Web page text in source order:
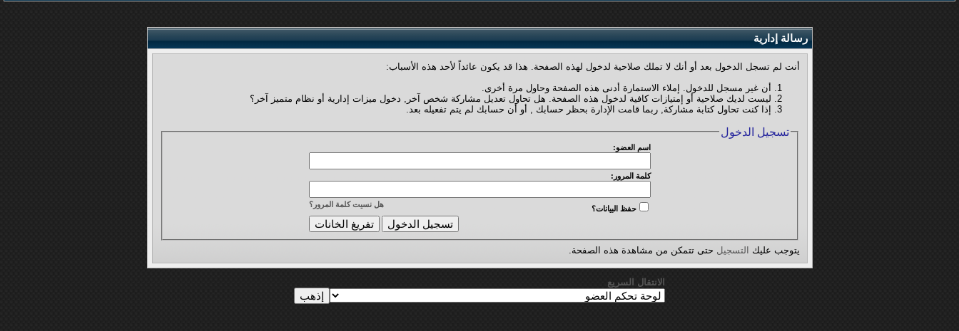
رسالة إدارية
أنت لم تسجل الدخول بعد أو أنك لا تملك صلاحية لدخول لهذه الصفحة. هذا قد يكون عائداً لأحد هذه الأسباب:
أن غير مسجل للدخول. إملاء الاستمارة أدنى هذه الصفحة وحاول مرة أخرى.
ليست لديك صلاحية أو إمتيازات كافية لدخول هذه الصفحة. هل تحاول تعديل مشاركة شخص آخر, دخول ميزات إدارية أو نظام متميز آخر؟
إذا كنت تحاول كتابة مشاركة, ربما قامت الإدارة بحظر حسابك , أو أن حسابك لم يتم تفعيله بعد.
تسجيل الدخول
اسم العضو:
كلمة المرور:
هل نسيت كلمة المرور؟ حفظ البيانات؟
يتوجب عليك التسجيل حتى تتمكن من مشاهدة هذه الصفحة.
الانتقال السريع